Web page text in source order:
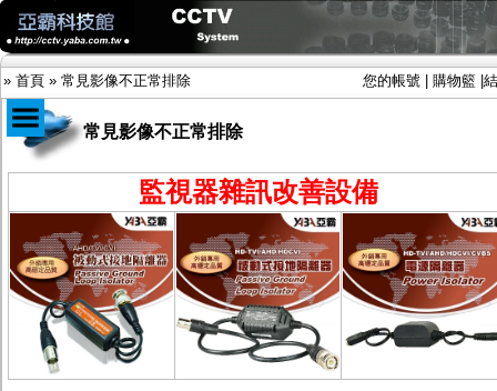
» 首頁 » 常見影像不正常排除 您的帳號 購物籃
限時促銷特惠專案
IP網路攝影機及錄放影機
AHD DVR數位錄放影機
AHD半球型(適用屋內)
AHD中小型紅外線攝影機(適用騎樓、室內外)
AHD防護罩型攝影機(適用屋外，紅外線照射
距離遠）
AHD特殊功能型攝影機
旋轉型攝影機.旋轉台
常見影像不正常排除
監視器雜訊改善設備